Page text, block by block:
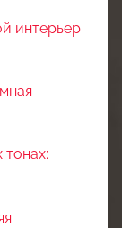
интерьер
тонах: